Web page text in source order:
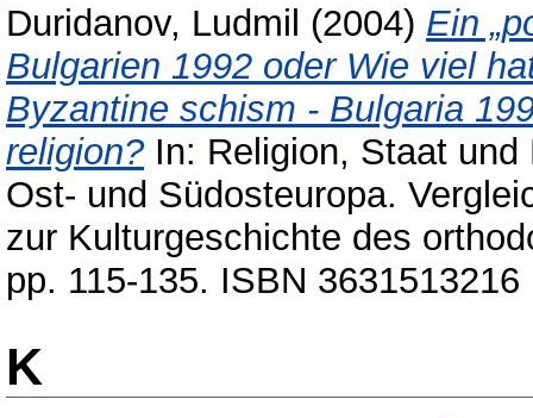
Duridanov, Ludmil (2004) Ein
Bulgarien 1992 oder Wie viel
Byzantine schism - Bulgaria
religion?In: Religion, Staat und
Ost- und Südosteuropa.
zur Kulturgeschichte des
pp. 115-135. ISBN 3631513216
K